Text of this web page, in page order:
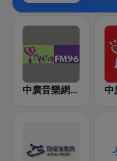
中廣音樂網 i Radio FM96.3